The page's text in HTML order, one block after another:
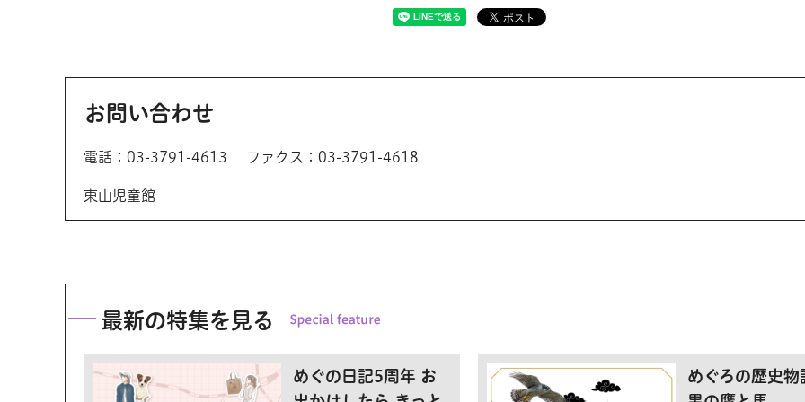
お問い合わせ
電話：03-3791-4613 ファクス：03-3791-4618
東山児童館
最新の特集を見る
めぐの日記5周年 お
めぐろの歴史物